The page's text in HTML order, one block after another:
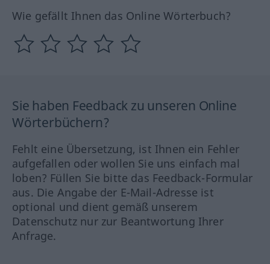
Wie gefällt Ihnen das Online Wörterbuch?
Sie haben Feedback zu unseren Online
Wörterbüchern?
Fehlt eine Übersetzung, ist Ihnen ein Fehler
aufgefallen oder wollen Sie uns einfach mal
loben? Füllen Sie bitte das Feedback-Formular
aus. Die Angabe der E-Mail-Adresse ist
optional und dient gemäß unserem
Datenschutz nur zur Beantwortung Ihrer
Anfrage.